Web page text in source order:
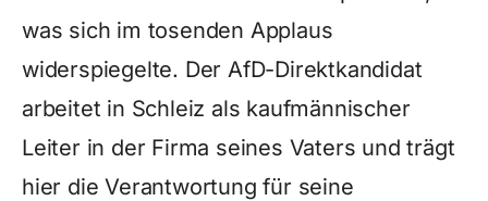
was sich im tosenden Applaus
widerspiegelte. Der AfD-Direktkandidat
arbeitet in Schleiz als kaufmännischer
Leiter in der Firma seines Vaters und trägt
hier die Verantwortung für seine